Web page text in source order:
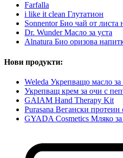
Farfalla
i like it clean Глутатион
Sonnentor Био чай от листа
Dr. Wunder Масло за уста
Alnatura Био оризова
Нови продукти:
Weleda Укрепващо масло
Укрепващ крем за очи с
GAIAM Hand Therapy Kit
Purasana Вегански
GYADA Cosmetics Мляко